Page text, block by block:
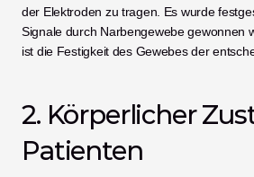
der Elektroden zu tragen. Es wurde
Signale durch Narbengewebe gewonnen
ist die Festigkeit des Gewebes der
2. Körperlicher
Patienten